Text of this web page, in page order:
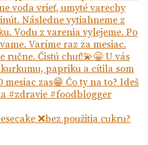
❌bez použitia cukru?